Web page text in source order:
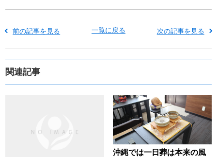
前の記事を見る 一覧に戻る 次の記事を見る
関連記事
沖縄では一日葬は本来の風